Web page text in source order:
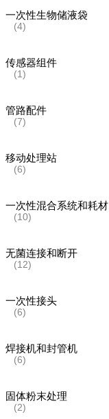
一次性生物储液袋
(4)
传感器组件
(1)
管路配件
(7)
移动处理站
(6)
一次性混合系统和耗材
(10)
无菌连接和断开
(12)
一次性接头
(6)
焊接机和封管机
(6)
固体粉末处理
(2)